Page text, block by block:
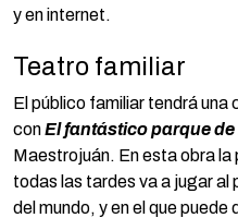
y en internet.
Teatro familiar
El público familiar tendrá una
conEl fantástico parque
Maestrojuán. En esta obra
todas las tardes va a jugar al
del mundo, y en el que puede